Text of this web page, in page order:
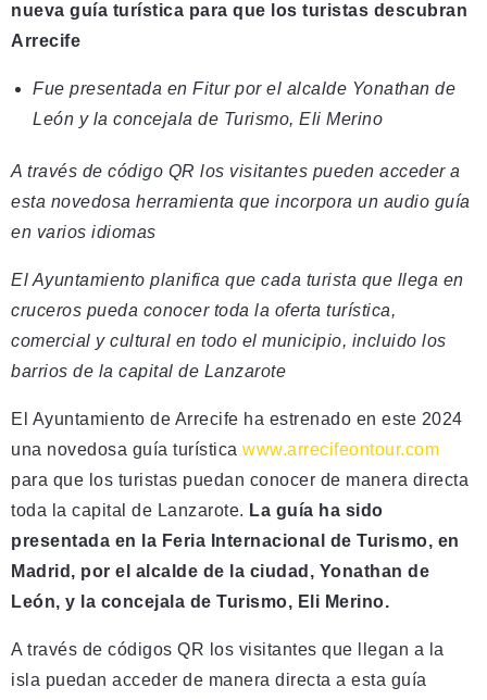
nueva guía turística para que los turistas descubran
Arrecife
Fue presentada en Fitur por el alcalde Yonathan de
León y la concejala de Turismo, Eli Merino
A través de código QR los visitantes pueden acceder a
esta novedosa herramienta que incorpora un audio guía
en varios idiomas
El Ayuntamiento planifica que cada turista que llega en
cruceros pueda conocer toda la oferta turística,
comercial y cultural en todo el municipio, incluido los
barrios de la capital de Lanzarote
El Ayuntamiento de Arrecife ha estrenado en este 2024
una novedosa guía turística www.arrecifeontour.com
para que los turistas puedan conocer de manera directa
toda la capital de Lanzarote. La guía ha sido
presentada en la Feria Internacional de Turismo, en
Madrid, por el alcalde de la ciudad, Yonathan de
León, y la concejala de Turismo, Eli Merino.
A través de códigos QR los visitantes que llegan a la
isla puedan acceder de manera directa a esta guía